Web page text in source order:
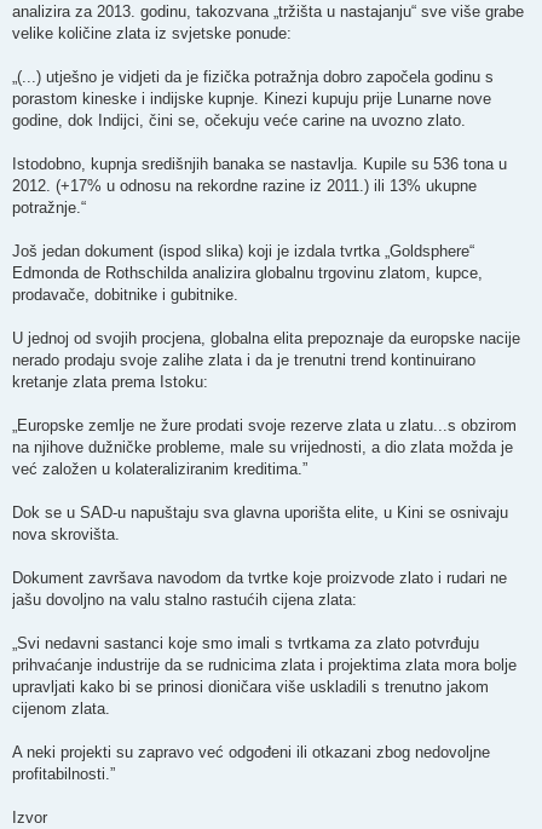
analizira za 2013. godinu, takozvana „tržišta u nastajanju“ sve više grabe
velike količine zlata iz svjetske ponude:
„(...) utješno je vidjeti da je fizička potražnja dobro započela godinu s
porastom kineske i indijske kupnje. Kinezi kupuju prije Lunarne nove
godine, dok Indijci, čini se, očekuju veće carine na uvozno zlato.
Istodobno, kupnja središnjih banaka se nastavlja. Kupile su 536 tona u
2012. (+17% u odnosu na rekordne razine iz 2011.) ili 13% ukupne
potražnje.“
Još jedan dokument (ispod slika) koji je izdala tvrtka „Goldsphere“
Edmonda de Rothschilda analizira globalnu trgovinu zlatom, kupce,
prodavače, dobitnike i gubitnike.
U jednoj od svojih procjena, globalna elita prepoznaje da europske nacije
nerado prodaju svoje zalihe zlata i da je trenutni trend kontinuirano
kretanje zlata prema Istoku:
„Europske zemlje ne žure prodati svoje rezerve zlata u zlatu...s obzirom
na njihove dužničke probleme, male su vrijednosti, a dio zlata možda je
već založen u kolateraliziranim kreditima.”
Dok se u SAD-u napuštaju sva glavna uporišta elite, u Kini se osnivaju
nova skrovišta.
Dokument završava navodom da tvrtke koje proizvode zlato i rudari ne
jašu dovoljno na valu stalno rastućih cijena zlata:
„Svi nedavni sastanci koje smo imali s tvrtkama za zlato potvrđuju
prihvaćanje industrije da se rudnicima zlata i projektima zlata mora bolje
upravljati kako bi se prinosi dioničara više uskladili s trenutno jakom
cijenom zlata.
A neki projekti su zapravo već odgođeni ili otkazani zbog nedovoljne
profitabilnosti.”
Izvor